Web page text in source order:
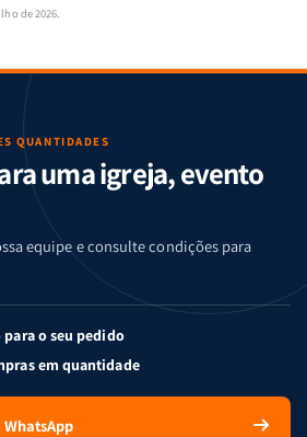
de 2026.
QUANTIDADES
uma igreja, evento
equipe e consulte condições para
o seu pedido
em quantidade